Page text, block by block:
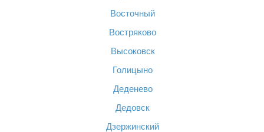
Восточный
Востряково
Высоковск
Голицыно
Деденево
Дедовск
Дзержинский